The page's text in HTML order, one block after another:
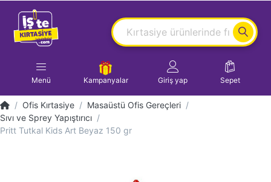
Menü Kampanyalar Giriş yap Sepet
Ofis Kırtasiye
Masaüstü Ofis Gereçleri
Sıvı ve Sprey Yapıştırıcı
Pritt Tutkal Kids Art Beyaz 150 gr